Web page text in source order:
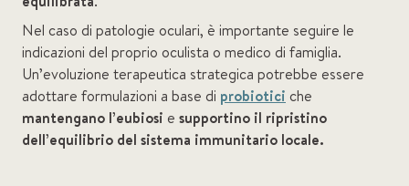
Nel caso di patologie oculari, è importante seguire le
indicazioni del proprio oculista o medico di famiglia.
Un’evoluzione terapeutica strategica potrebbe essere
adottare formulazioni a base di probiotici che
mantengano l’eubiosi e supportino il ripristino
dell’equilibrio del sistema immunitario locale.